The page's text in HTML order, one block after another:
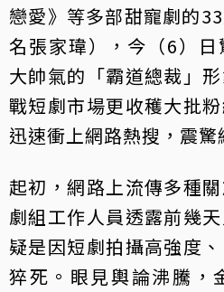
戀愛》等多部甜寵劇的
名張家瑋），今（6）
大帥氣的「霸道總裁」
戰短劇市場更收穫大批
迅速衝上網路熱搜，震驚
起初，網路上流傳多種
劇組工作人員透露前幾
疑是因短劇拍攝高強度
猝死。眼見輿論沸騰，